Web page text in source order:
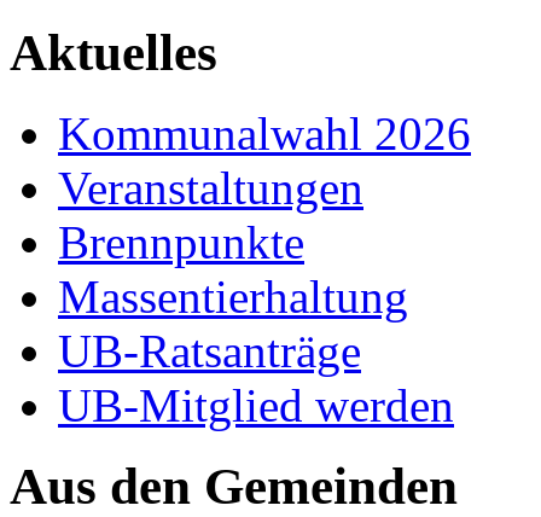
Aktuelles
Kommunalwahl 2026
Veranstaltungen
Brennpunkte
Massentierhaltung
UB-Ratsanträge
UB-Mitglied werden
Aus den Gemeinden